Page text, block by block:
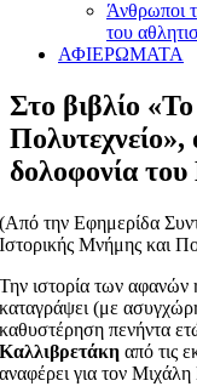
Άνθρωποι
του
ΑΦΙΕΡΩΜΑΤΑ
Στο βιβλίο
Πολυτεχνείο»,
δολοφονία
(Από την Εφημερίδα
Ιστορικής Μνήμης και
Την ιστορία των αφανών
καταγράψει (με
καθυστέρηση πενήντα
Καλλιβρετάκη από τις
αναφέρει για τον